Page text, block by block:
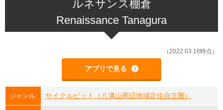
ルネサンス棚倉
Renaissance Tanagura
（2022.03.16時点）
アプリで見る
ジャンル サイクルピット（八溝山周辺地域定住自立圏）